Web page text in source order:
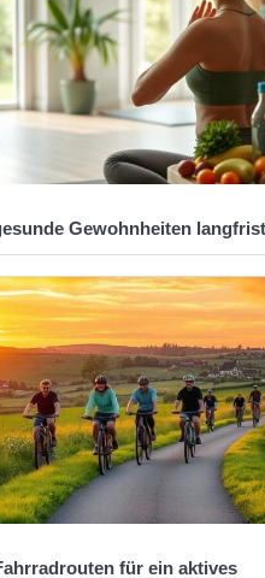
Gewohnheiten
für ein aktives